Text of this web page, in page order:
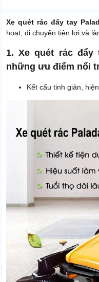
Xe quét rác đẩy tay
hoạt, di chuyển tiện lợi và
1. Xe quét rác đẩy
những ưu điểm nổi
Kết cấu tinh giản,